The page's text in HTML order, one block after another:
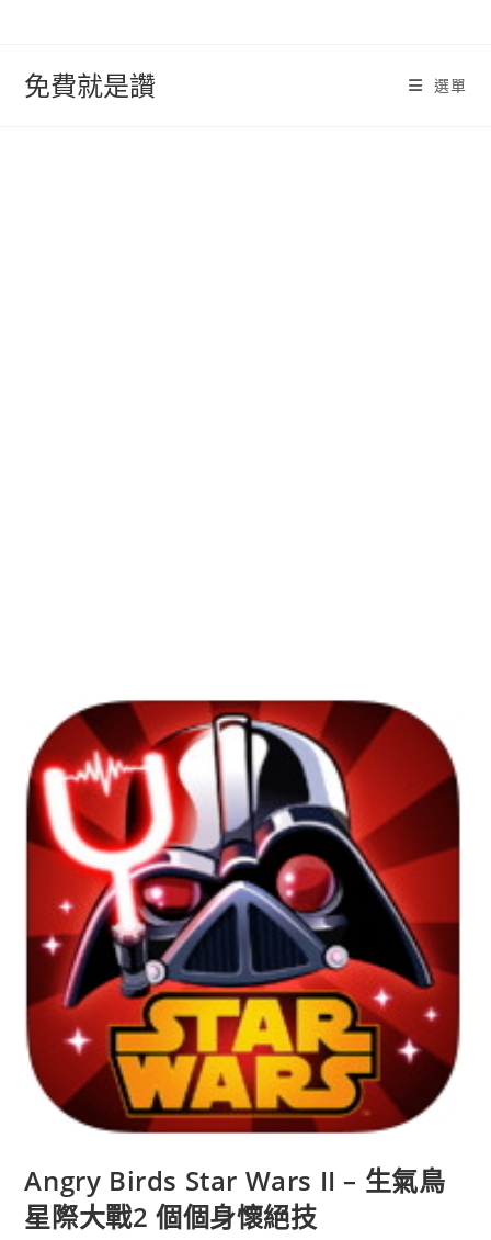
免費就是讚 選單
Angry Birds Star Wars II – 生氣鳥
星際大戰2 個個身懷絕技